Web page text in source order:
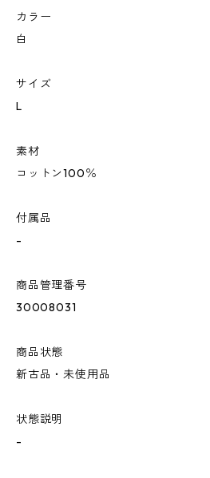
カラー
白
サイズ
L
素材
コットン100％
付属品
-
商品管理番号
30008031
商品状態
新古品・未使用品
状態説明
-